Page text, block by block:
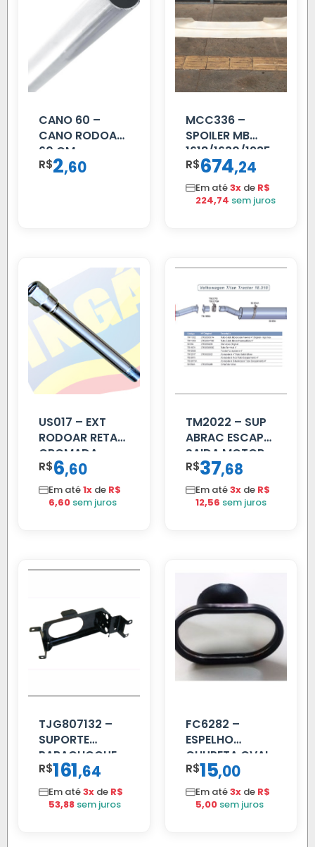
CANO 60 –
CANO RODOAR
60 CM
R$2,60
MCC336 –
SPOILER MB
1618/1630/1935
04 FAR
C/BIGOD
R$674,24
Em até3x de R$
224,74 sem juros
US017 – EXT
RODOAR RETA
CROMADA
R$6,60
Em até1x de R$
6,60 sem juros
TM2022 – SUP
ABRAC ESCAP
SAIDA MOTOR
VW TITAN
R$37,68
Em até3x de R$
12,56 sem juros
TJG807132 –
SUPORTE
PARACHOQUE
VW 12.170 LD
R$161,64
Em até3x de R$
53,88 sem juros
FC6282 –
ESPELHO
CHUPETA OVAL
R$15,00
Em até3x de R$
5,00 sem juros